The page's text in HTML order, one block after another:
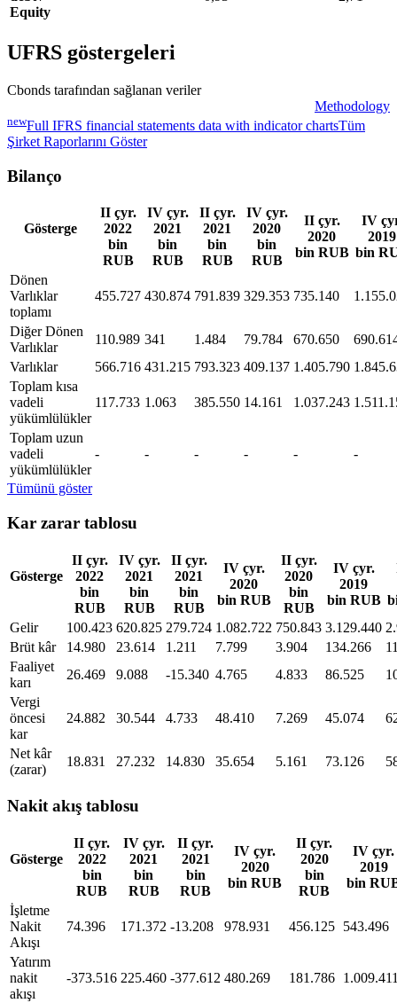
Equity
UFRS göstergeleri
Cbonds tarafından sağlanan veriler
Methodology
newFull IFRS financial statements data with indicator chartsTüm
Şirket Raporlarını Göster
Bilanço
Gösterge
II çyr.
2022
bin
RUB
IV çyr.
2021
bin
RUB
II çyr.
2021
bin
RUB
IV çyr.
2020
bin
RUB
II çyr.
2020
bin RUB
IV
2019
bin
Dönen
Varlıklar
toplamı
455.727 430.874 791.839 329.353 735.140
Diğer Dönen
Varlıklar
110.989 341 1.484 79.784 670.650
Varlıklar
566.716 431.215 793.323 409.137 1.405.790
Toplam kısa
vadeli
yükümlülükler
117.733 1.063 385.550 14.161 1.037.243
Toplam uzun
vadeli
yükümlülükler
- - - - - -
Tümünü göster
Kar zarar tablosu
Gösterge
II çyr.
2022
bin
RUB
IV çyr.
2021
bin
RUB
II çyr.
2021
bin
RUB
IV çyr.
2020
bin RUB
II çyr.
2020
bin
RUB
IV çyr.
2019
bin RUB
Gelir
100.423 620.825 279.724 1.082.722 750.843 3.129.440
Brüt kâr
14.980 23.614 1.211 7.799 3.904 134.266
Faaliyet
karı
26.469 9.088 -15.340 4.765 4.833 86.525
Vergi
öncesi
kar
24.882 30.544 4.733 48.410 7.269 45.074
Net kâr
(zarar)
18.831 27.232 14.830 35.654 5.161 73.126
Nakit akış tablosu
Gösterge
II çyr.
2022
bin
RUB
IV çyr.
2021
bin
RUB
II çyr.
2021
bin
RUB
IV çyr.
2020
bin RUB
II çyr.
2020
bin
RUB
IV çyr.
2019
bin
İşletme
Nakit
Akışı
74.396 171.372 -13.208 978.931 456.125 543.496
Yatırım
nakit
akışı
-373.516 225.460 -377.612 480.269 181.786